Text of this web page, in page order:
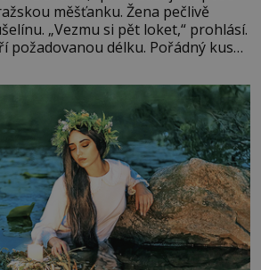
měšťanku. Žena pečlivě
„Vezmu si pět loket,“ prohlásí.
požadovanou délku. Pořádný kus
na sukni,“ zhodnotí švadlena
„Ošidili vás, podívejte.“